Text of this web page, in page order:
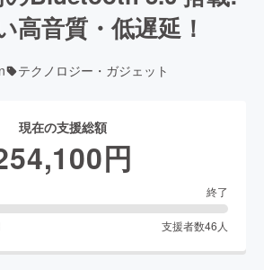
高音質・低遅延！
テクノロジー・ガジェット
現在の支援総額
円
終了
支援者数46 人